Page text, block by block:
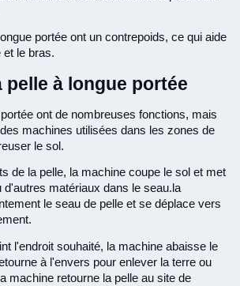
portée ont un contrepoids, ce qui aide
et le bras.
pelle à longue portée
ont de nombreuses fonctions, mais
machines utilisées dans les zones de
le sol.
de la pelle, la machine coupe le sol et met
d'autres matériaux dans le seau.la
le seau de pelle et se déplace vers
l'endroit souhaité, la machine abaisse le
à l'envers pour enlever la terre ou
machine retourne la pelle au site de